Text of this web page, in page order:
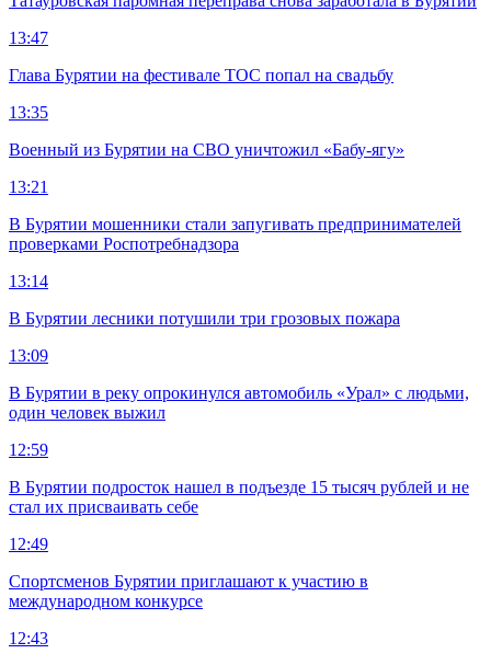
13:47
Глава Бурятии на фестивале ТОС попал на свадьбу
13:35
Военный из Бурятии на СВО уничтожил «Бабу-ягу»
13:21
В Бурятии мошенники стали запугивать предпринимателей
проверками Роспотребнадзора
13:14
В Бурятии лесники потушили три грозовых пожара
13:09
В Бурятии в реку опрокинулся автомобиль «Урал» с людьми,
один человек выжил
12:59
В Бурятии подросток нашел в подъезде 15 тысяч рублей и не
стал их присваивать себе
12:49
Спортсменов Бурятии приглашают к участию в
международном конкурсе
12:43